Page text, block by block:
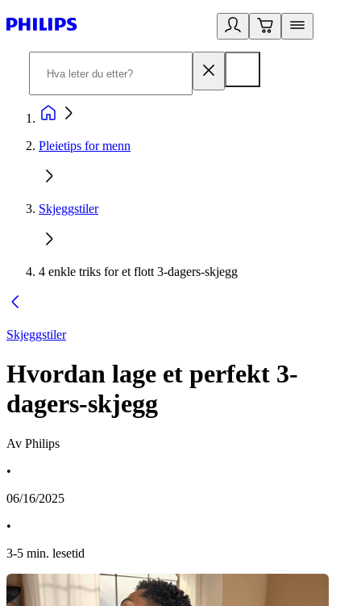
Pleietips for menn
Skjeggstiler
4 enkle triks for et flott 3-dagers-skjegg
Skjeggstiler
Hvordan lage et perfekt 3-
dagers-skjegg
Av Philips
•
06/16/2025
•
3-5 min. lesetid